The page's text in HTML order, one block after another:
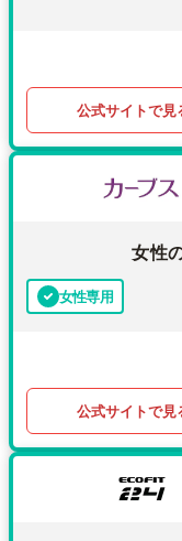
公式サイトで見
女性
女性専用
公式サイトで見